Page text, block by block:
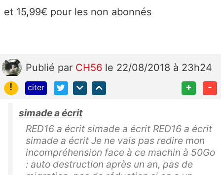
et 15,99€ pour les non abonnés
Publié par CH56 le 22/08/2018 à 23h24
!
citer + -
simade a écrit
RED16 a écrit simade a écrit RED16 a écrit
simade a écrit Je ne vais pas redire mon
incompréhension face à ce machin à 50Go
: auto destruction après un an, pas de